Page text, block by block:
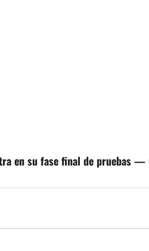
en su fase final de pruebas